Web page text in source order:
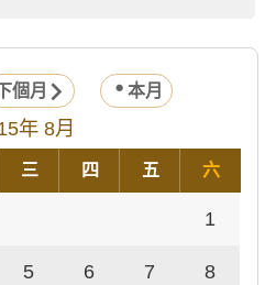
個月 本月
年 8月
三 四 五 六
1
5 6 7 8